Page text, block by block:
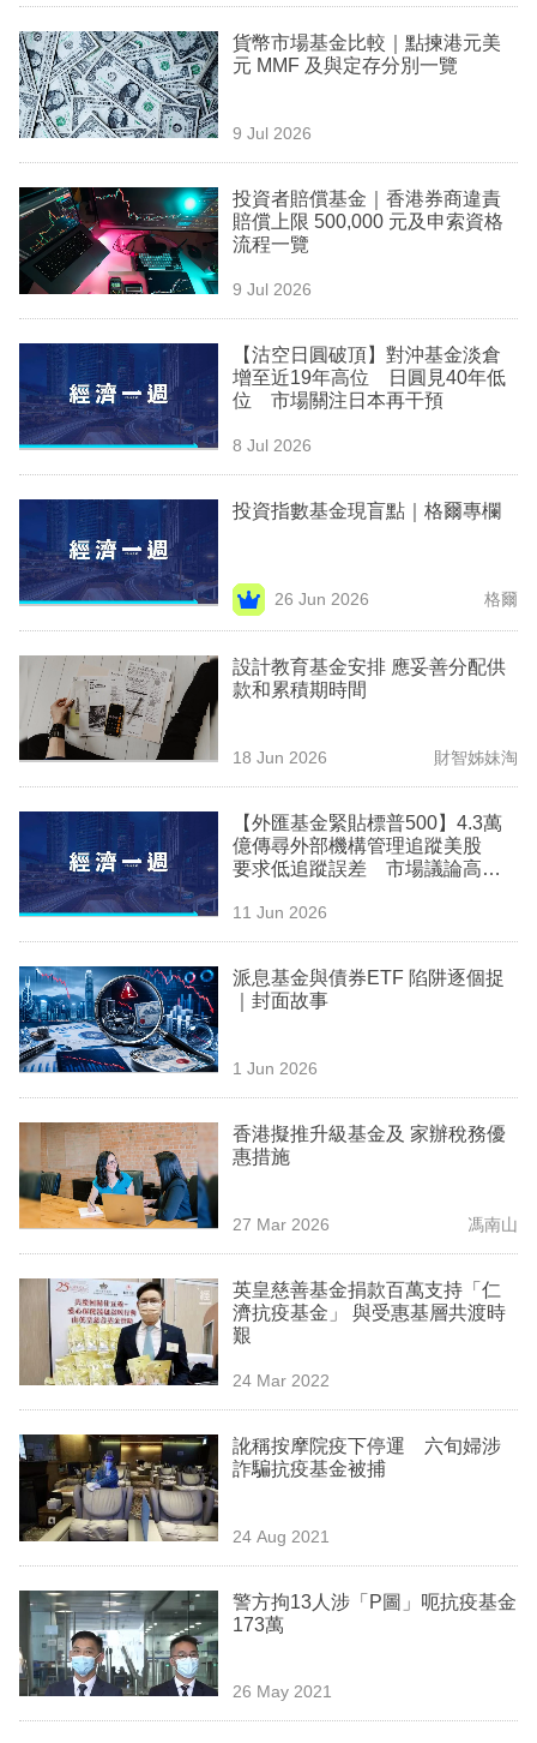
貨幣市場基金比較｜點揀港元美
元 MMF 及與定存分別一覽
9 Jul 2026
投資者賠償基金｜香港券商違責
賠償上限 500,000 元及申索資格
流程一覽
9 Jul 2026
【沽空日圓破頂】對沖基金淡倉
增至近19年高位 日圓見40年低
位 市場關注日本再干預
8 Jul 2026
投資指數基金現盲點｜格爾專欄
26 Jun 2026 格爾
設計教育基金安排 應妥善分配供
款和累積期時間
18 Jun 2026 財智姊妹淘
【外匯基金緊貼標普500】4.3萬
億傳尋外部機構管理追蹤美股
要求低追蹤誤差 市場議論高位
11 Jun 2026
派息基金與債券ETF 陷阱逐個捉
｜封面故事
1 Jun 2026
香港擬推升級基金及 家辦稅務優
惠措施
27 Mar 2026 馮南山
英皇慈善基金捐款百萬支持「仁
濟抗疫基金」 與受惠基層共渡時
艱
24 Mar 2022
訛稱按摩院疫下停運 六旬婦涉
詐騙抗疫基金被捕
24 Aug 2021
警方拘13人涉「P圖」呃抗疫基金
173萬
26 May 2021